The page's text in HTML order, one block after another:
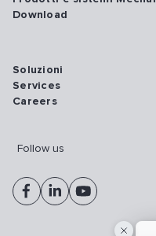
Download
Soluzioni
Services
Careers
Follow us